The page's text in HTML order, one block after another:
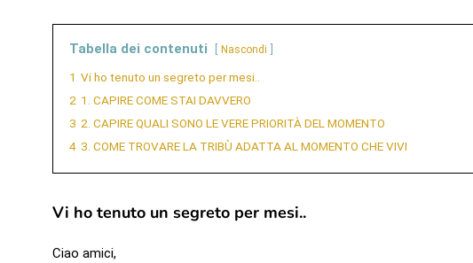
Tabella dei contenuti Nascondi
1 Vi ho tenuto un segreto per mesi..
2 1. CAPIRE COME STAI DAVVERO
3 2. CAPIRE QUALI SONO LE VERE PRIORITÀ DEL MOMENTO
4 3. COME TROVARE LA TRIBÙ ADATTA AL MOMENTO CHE VIVI
Vi ho tenuto un segreto per mesi..
Ciao amici,